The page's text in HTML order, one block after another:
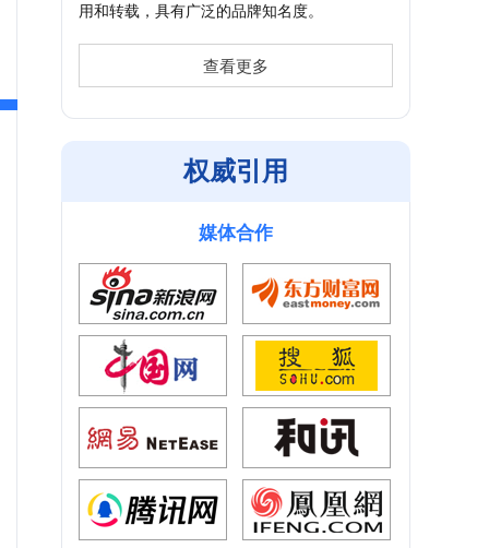
用和转载，具有广泛的品牌知名度。
查看更多
权威引用
媒体合作